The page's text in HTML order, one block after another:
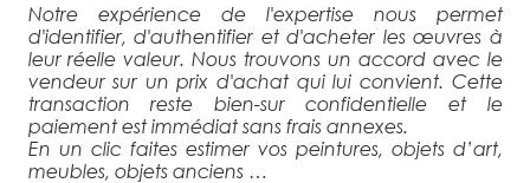
Notre expérience de l'expertise nous permet
d'identifier, d'authentifier et d'acheter les œuvres à
leur réelle valeur. Nous trouvons un accord avec le
vendeur sur un prix d'achat qui lui convient. Cette
transaction reste bien-sur confidentielle et le
paiement est immédiat sans frais annexes.
En un clic faites estimer vos peintures, objets d’art,
meubles, objets anciens …